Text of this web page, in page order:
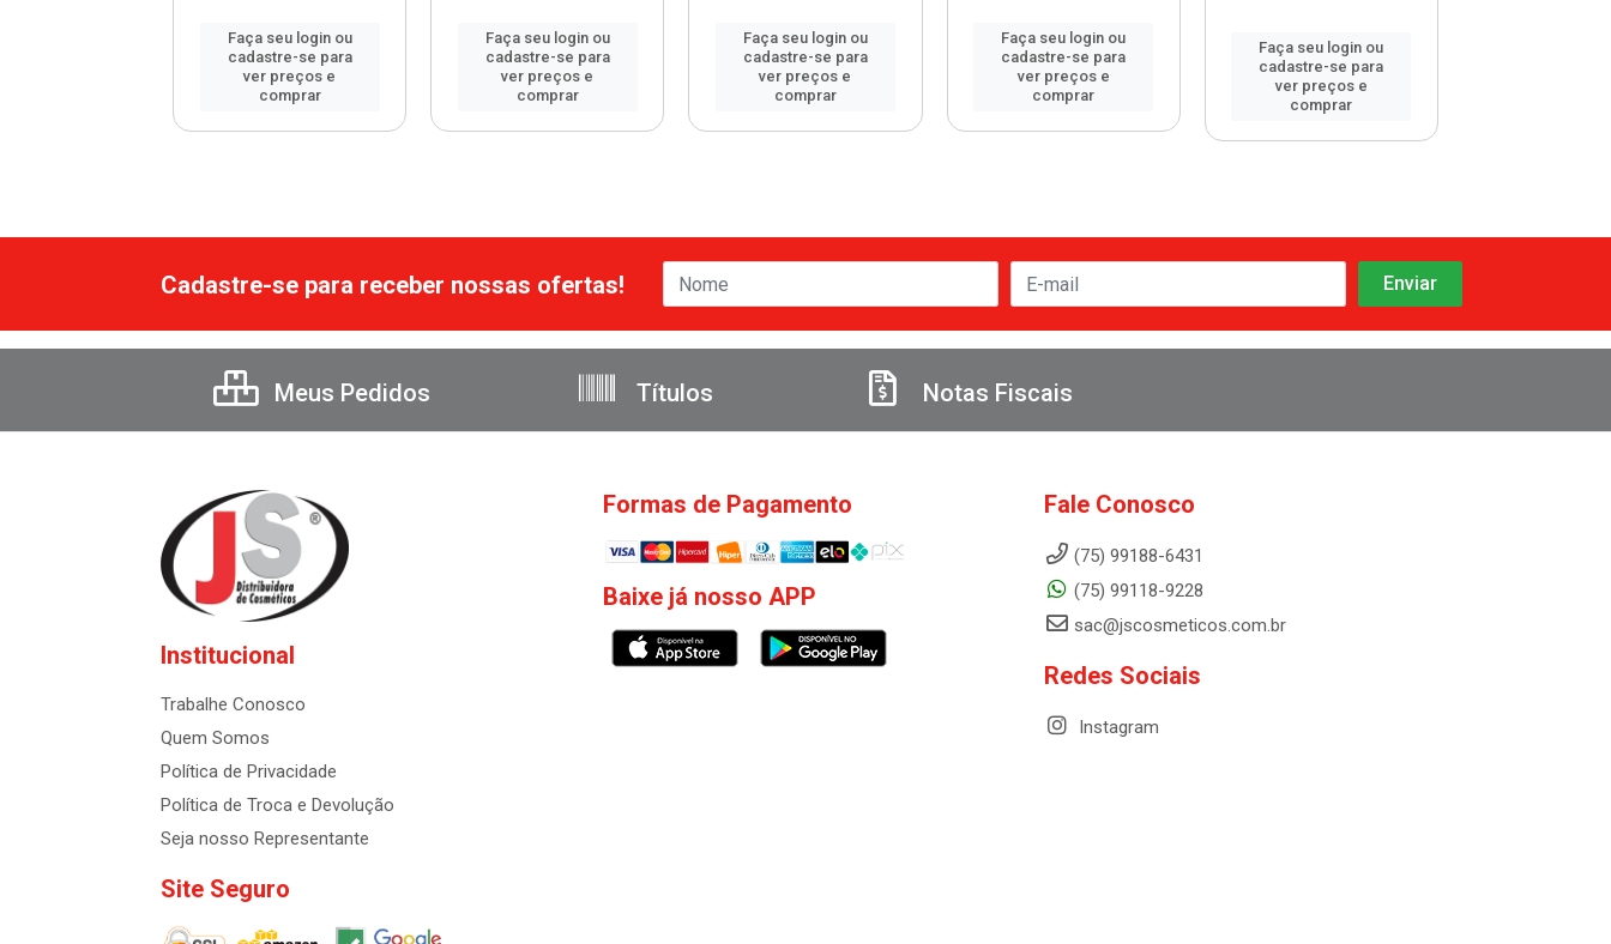
Faça seu login ou
cadastre-se para
ver preços e
comprar
Faça seu login ou
cadastre-se para
ver preços e
comprar
Faça seu login ou
cadastre-se para
ver preços e
comprar
Faça seu login ou
cadastre-se para
ver preços e
comprar
Faça seu login ou
cadastre-se para
ver preços e
comprar
Cadastre-se para receber nossas ofertas!
Meus Pedidos Títulos Notas Fiscais
Institucional
Trabalhe Conosco
Quem Somos
Política de Privacidade
Política de Troca e Devolução
Seja nosso Representante
Site Seguro
Formas de Pagamento
Baixe já nosso APP
Fale Conosco
(75) 99188-6431
(75) 99118-9228
sac@jscosmeticos.com.br
Redes Sociais
Instagram